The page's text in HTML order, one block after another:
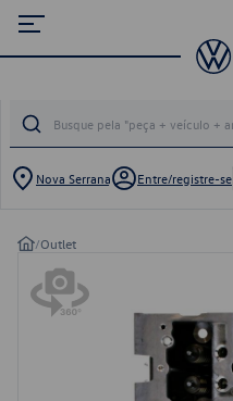
Nova Serrana Entre/registre-se
/Outlet